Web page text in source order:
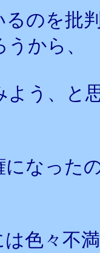
のを批
から、
よう、と
になった
色々不